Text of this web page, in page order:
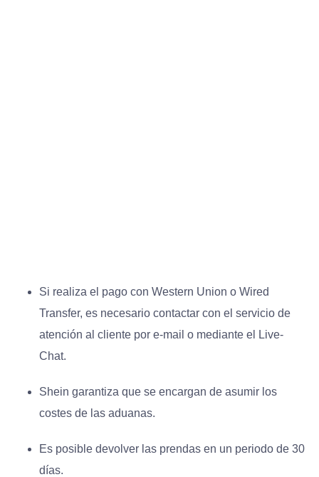
Si realiza el pago con Western Union o Wired
Transfer, es necesario contactar con el servicio de
atención al cliente por e-mail o mediante el Live-
Chat.
Shein garantiza que se encargan de asumir los
costes de las aduanas.
Es posible devolver las prendas en un periodo de 30
días.